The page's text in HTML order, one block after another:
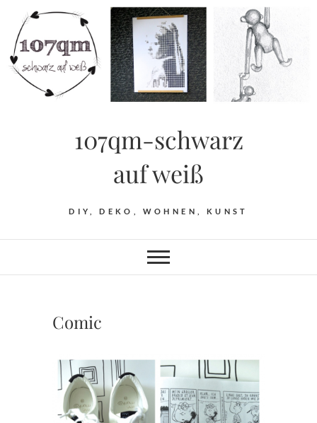
content
107qm-schwarz
auf weiß
DIY, DEKO, WOHNEN, KUNST
Comic